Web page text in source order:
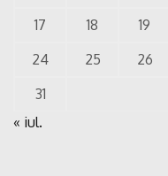
17
18 19
24
25 26
31
« iul.